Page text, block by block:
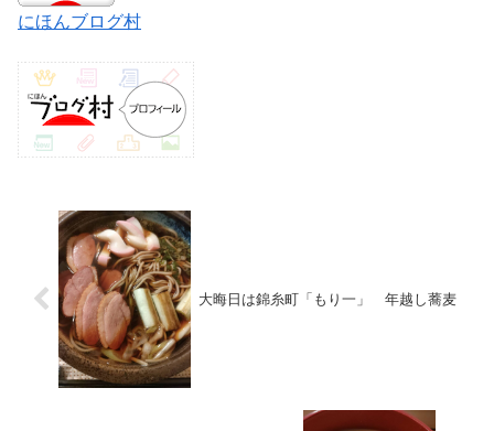
にほんブログ村
大晦日は錦糸町「もり一」 年越し蕎麦